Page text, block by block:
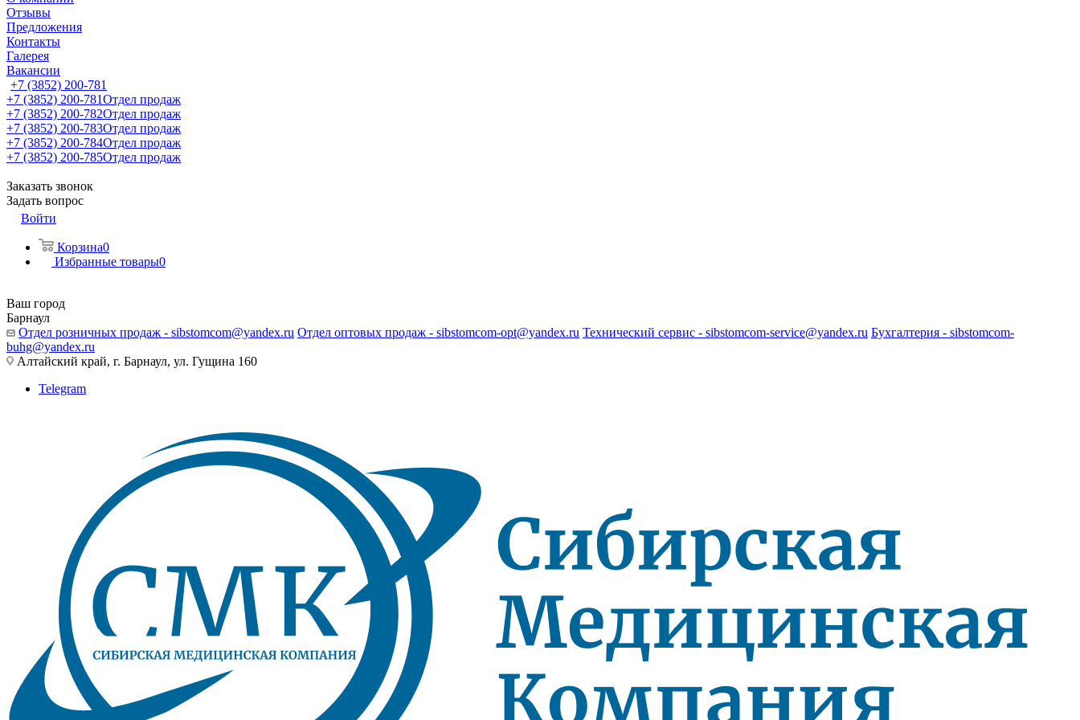
Отзывы
Предложения
Контакты
Галерея
Вакансии
+7 (3852) 200-781
+7 (3852) 200-781Отдел продаж
+7 (3852) 200-782Отдел продаж
+7 (3852) 200-783Отдел продаж
+7 (3852) 200-784Отдел продаж
+7 (3852) 200-785Отдел продаж
Заказать звонок
Задать вопрос
Войти
Корзина0
Избранные товары0
Ваш город
Барнаул
Отдел розничных продаж - sibstomcom@yandex.ru Отдел оптовых продаж - sibstomcom-opt@yandex.ru Технический сервис - sibstomcom-service@yandex.ru Бухгалтерия - sibstomcom-
buhg@yandex.ru
Алтайский край, г. Барнаул, ул. Гущина 160
Telegram